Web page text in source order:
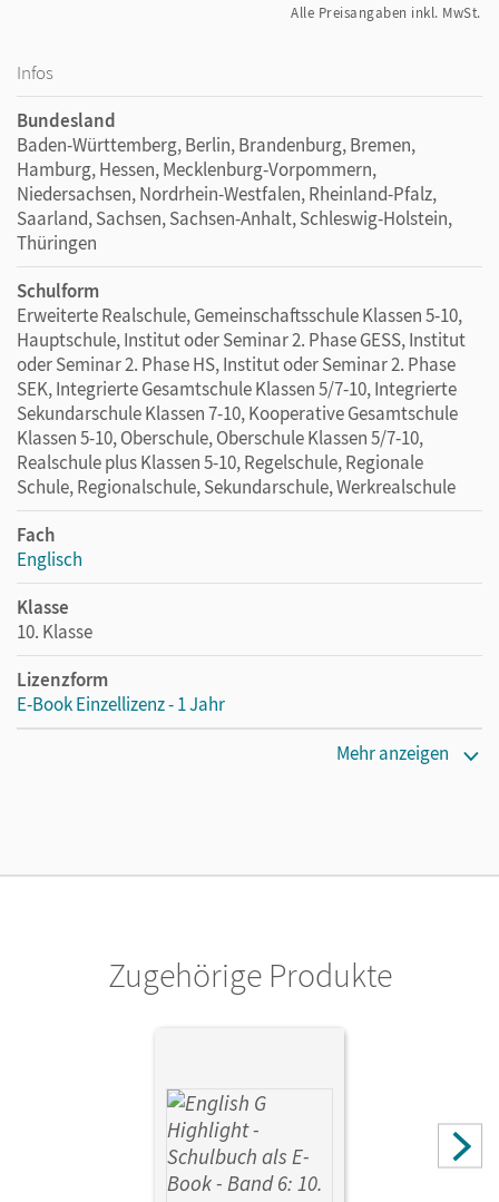
Alle Preisangaben inkl. MwSt.
Infos
Bundesland
Baden-Württemberg, Berlin, Brandenburg, Bremen,
Hamburg, Hessen, Mecklenburg-Vorpommern,
Niedersachsen, Nordrhein-Westfalen, Rheinland-Pfalz,
Saarland, Sachsen, Sachsen-Anhalt, Schleswig-Holstein,
Thüringen
Schulform
Erweiterte Realschule, Gemeinschaftsschule Klassen 5-10,
Hauptschule, Institut oder Seminar 2. Phase GESS, Institut
oder Seminar 2. Phase HS, Institut oder Seminar 2. Phase
SEK, Integrierte Gesamtschule Klassen 5/7-10, Integrierte
Sekundarschule Klassen 7-10, Kooperative Gesamtschule
Klassen 5-10, Oberschule, Oberschule Klassen 5/7-10,
Realschule plus Klassen 5-10, Regelschule, Regionale
Schule, Regionalschule, Sekundarschule, Werkrealschule
Fach
Englisch
Klasse
10. Klasse
Lizenzform
E-Book Einzellizenz - 1 Jahr
Privatpersonen, die nur mit dem E-Book arbeiten.
Herausgeber/-in
Donoghue, Frank; Thorne, Sydney; Abbey, Susan
Mehr anzeigen
Zugehörige Produkte